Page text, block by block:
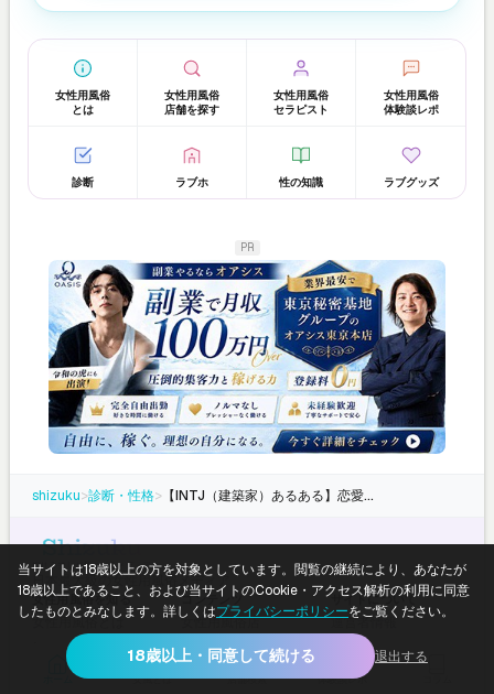
女性用風俗
とは
女性用風俗
店舗を探す
女性用風俗
セラピスト
女性用風俗
体験談レポ
診断 ラブホ 性の知識 ラブグッズ
PR
shizuku>診断・性格> 【INTJ（建築家）あるある】恋愛・仕事・日常の「わかる！」30選
日本最大級の女性用風俗メディア
女性用風俗を知る
女性用風俗とは
初めてガイド
利用の流れ
コンテンツ
女性用風俗店
セラピスト
ラブホテル
サイトについて
運営者情報
編集部・キャラクタ
ー
女風とは 店舗検索 体験談レポ
当サイトは18歳以上の方を対象としています。閲覧の継続により、あなたが
18歳以上であること、および当サイトのCookie・アクセス解析の利用に同意
したものとみなします。詳しくはプライバシーポリシーをご覧ください。
18歳以上・同意して続ける 退出する